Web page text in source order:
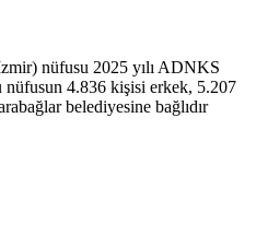
nüfusu 2025 yılı ADNKS
4.836 kişisi erkek, 5.207
belediyesine bağlıdır